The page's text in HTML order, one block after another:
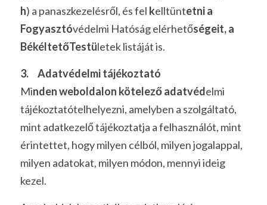
h) a panaszkezelésről, és fel kelltüntetni a
Fogyasztóvédelmi Hatóság elérhetőségeit, a
BékéltetőTestületek listáját is.
3.     Adatvédelmi tájékoztató
Minden weboldalon kötelező adatvédelmi
tájékoztatótelhelyezni, amelyben a szolgáltató,
mint adatkezelő tájékoztatja a felhasználót, mint
érintettet, hogy milyen célból, milyen jogalappal,
milyen adatokat, milyen módon, mennyi ideig
kezel.